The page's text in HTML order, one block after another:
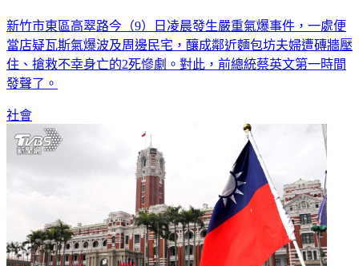
新竹市東區高翠路今（9）日凌晨發生嚴重氣爆事件，一處便
當店疑瓦斯氣爆波及周邊民宅，釀成鄰近麵包坊夫婦遭磚牆壓
住、搶救不幸身亡的2死慘劇。對此，前總統蔡英文第一時間
發聲了。
社會